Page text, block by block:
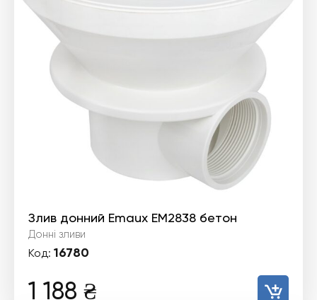
Злив донний Emaux EM2838 бетон
Донні зливи
Код: 16780
1 188 ₴